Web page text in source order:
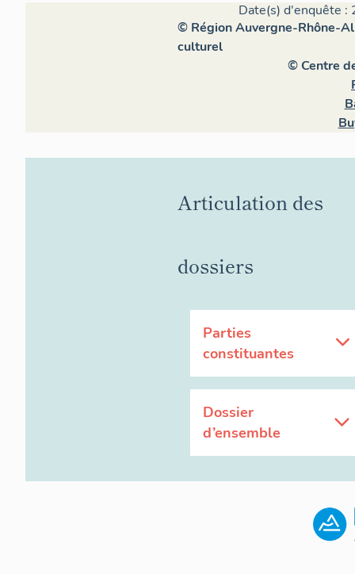
Date(s) d'enquête :
© Région Auvergne-Rhône-
culturel
© Centre
Articulation des
dossiers
Parties
constituantes
Dossier
d’ensemble